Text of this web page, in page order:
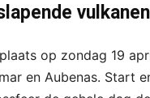
vulkanen
op zondag 19
en Aubenas. Start